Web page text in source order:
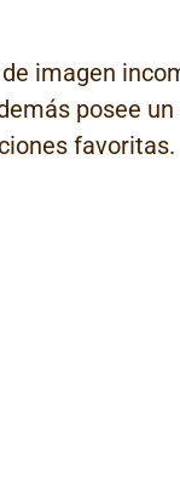
imagen
posee
favoritas.